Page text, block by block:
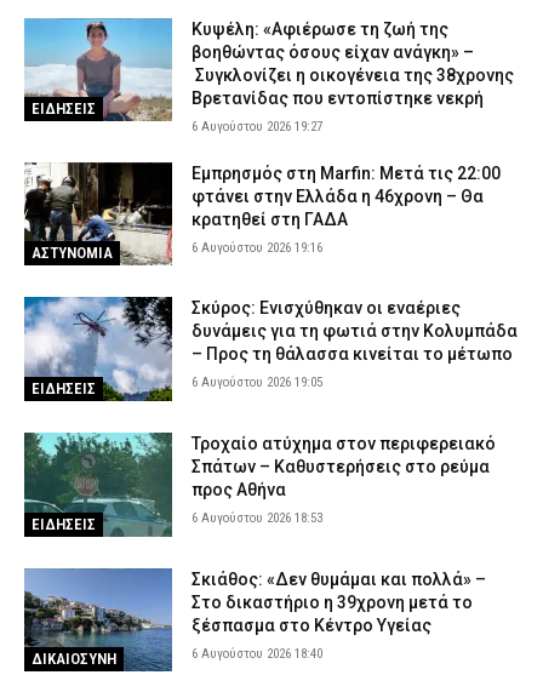
ΕΙΔΗΣΕΙΣ
Κυψέλη: «Αφιέρωσε τη ζωή της
βοηθώντας όσους είχαν ανάγκη» –
Συγκλονίζει η οικογένεια της 38χρονης
Βρετανίδας που εντοπίστηκε νεκρή
6 Αυγούστου 2026 19:27
ΑΣΤΥΝΟΜΙΑ
Εμπρησμός στη Marfin: Μετά τις 22:00
φτάνει στην Ελλάδα η 46χρονη – Θα
κρατηθεί στη ΓΑΔΑ
6 Αυγούστου 2026 19:16
ΕΙΔΗΣΕΙΣ
Σκύρος: Ενισχύθηκαν οι εναέριες
δυνάμεις για τη φωτιά στην Κολυμπάδα
– Προς τη θάλασσα κινείται το μέτωπο
6 Αυγούστου 2026 19:05
ΕΙΔΗΣΕΙΣ
Τροχαίο ατύχημα στον περιφερειακό
Σπάτων – Καθυστερήσεις στο ρεύμα
προς Αθήνα
6 Αυγούστου 2026 18:53
ΔΙΚΑΙΟΣΥΝΗ
Σκιάθος: «Δεν θυμάμαι και πολλά» –
Στο δικαστήριο η 39χρονη μετά το
ξέσπασμα στο Κέντρο Υγείας
6 Αυγούστου 2026 18:40